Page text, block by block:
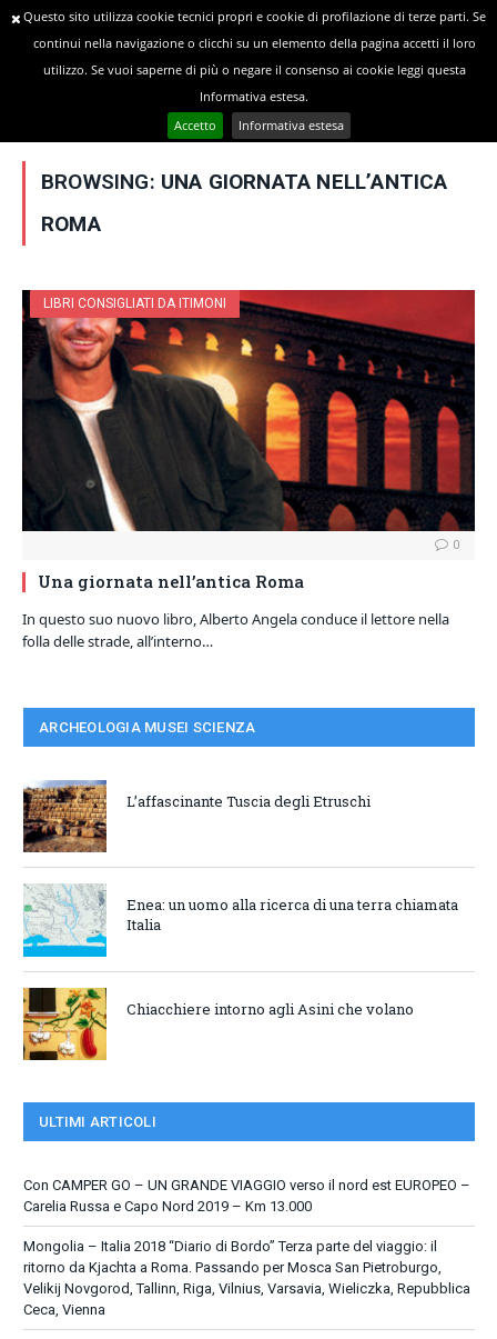
Posts Tagged "Una giornata nell’antica Roma"
BROWSING: UNA GIORNATA NELL’ANTICA
ROMA
LIBRI CONSIGLIATI DA ITIMONI
0
Una giornata nell’antica Roma
In questo suo nuovo libro, Alberto Angela conduce il lettore nella
folla delle strade, all’interno…
ARCHEOLOGIA MUSEI SCIENZA
L’affascinante Tuscia degli Etruschi
Enea: un uomo alla ricerca di una terra chiamata
Italia
Chiacchiere intorno agli Asini che volano
ULTIMI ARTICOLI
Con CAMPER GO – UN GRANDE VIAGGIO verso il nord est EUROPEO –
Carelia Russa e Capo Nord 2019 – Km 13.000
Mongolia – Italia 2018 “Diario di Bordo” Terza parte del viaggio: il
ritorno da Kjachta a Roma. Passando per Mosca San Pietroburgo,
Velikij Novgorod, Tallinn, Riga, Vilnius, Varsavia, Wieliczka, Repubblica
Ceca, Vienna
Questo sito utilizza cookie tecnici propri e cookie di profilazione di terze parti. Se
continui nella navigazione o clicchi su un elemento della pagina accetti il loro
utilizzo. Se vuoi saperne di più o negare il consenso ai cookie leggi questa
Informativa estesa.
Accetto
Informativa estesa